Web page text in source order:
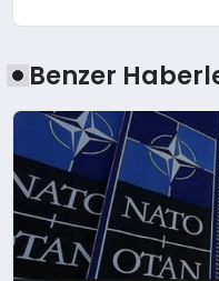
Benzer